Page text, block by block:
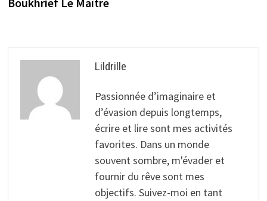
Lildrille
Passionnée d’imaginaire et
d’évasion depuis longtemps,
écrire et lire sont mes activités
favorites. Dans un monde
souvent sombre, m'évader et
fournir du rêve sont mes
objectifs. Suivez-moi en tant